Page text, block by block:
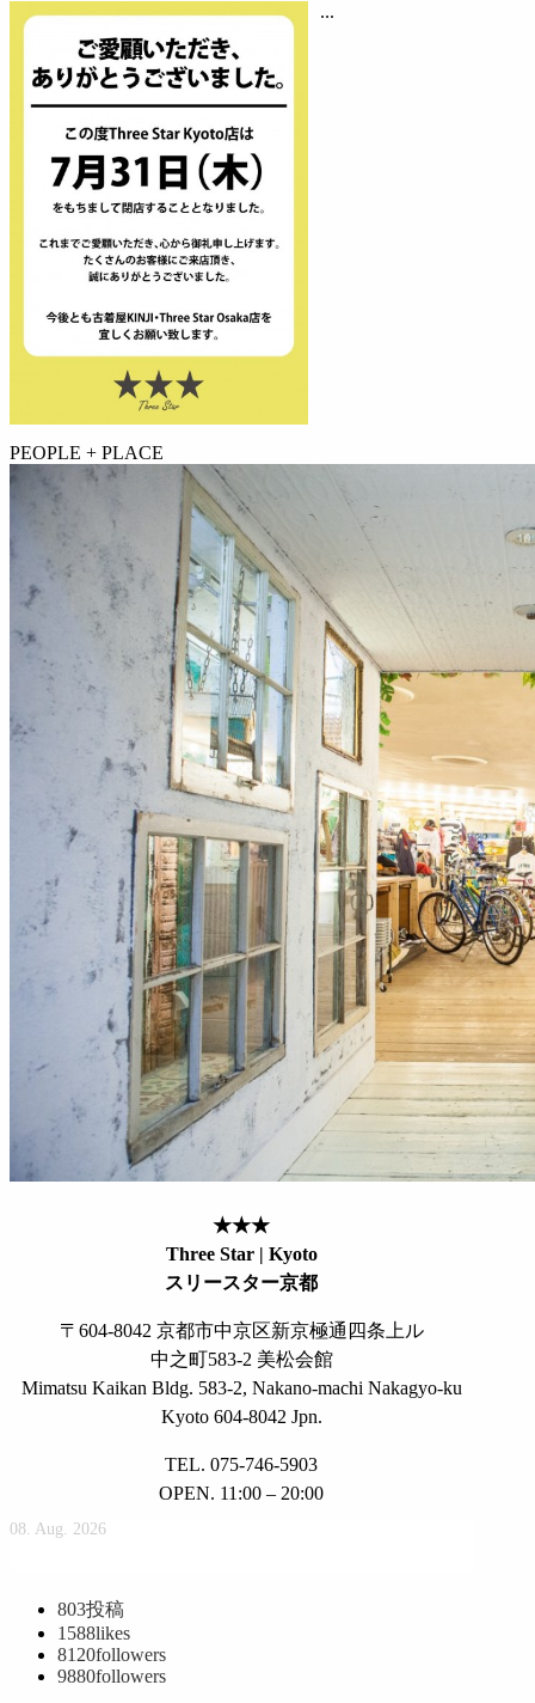
...
PEOPLE + PLACE
★★★
Three Star | Kyoto
スリースター京都
〒604-8042 京都市中京区新京極通四条上ル
中之町583-2 美松会館
Mimatsu Kaikan Bldg. 583-2, Nakano-machi Nakagyo-ku
Kyoto 604-8042 Jpn.
TEL. 075-746-5903
OPEN. 11:00 – 20:00
08. Aug. 2026
803投稿
1588likes
8120followers
9880followers